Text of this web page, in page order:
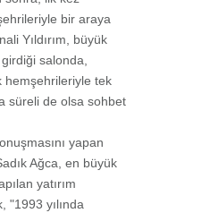
bir araya
Yıldırım, büyük
salonda,
hemşehrileriyle tek
süreli de olsa sohbet
yapan
Ağca, en büyük
yatırım
"1993 yılında